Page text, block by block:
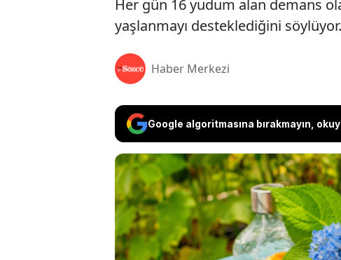
Her gün 16 yudum alan demans
yaşlanmayı desteklediğini söylüyor.
Haber Merkezi
Google algoritmasına bırakmayın,